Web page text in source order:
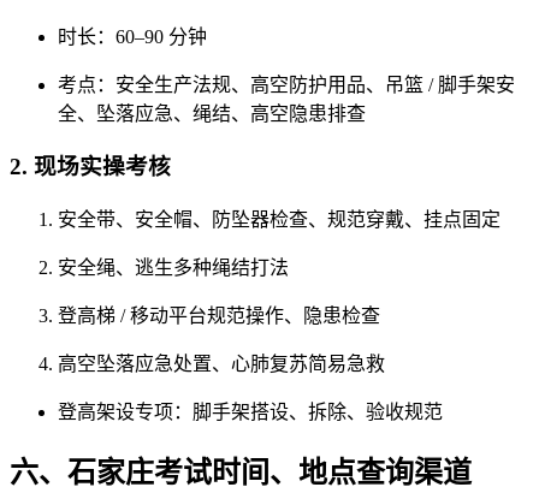
时长：60–90 分钟
考点：安全生产法规、高空防护用品、吊篮 / 脚手架安
全、坠落应急、绳结、高空隐患排查
2. 现场实操考核
安全带、安全帽、防坠器检查、规范穿戴、挂点固定
安全绳、逃生多种绳结打法
登高梯 / 移动平台规范操作、隐患检查
高空坠落应急处置、心肺复苏简易急救
登高架设专项：脚手架搭设、拆除、验收规范
六、石家庄考试时间、地点查询渠道